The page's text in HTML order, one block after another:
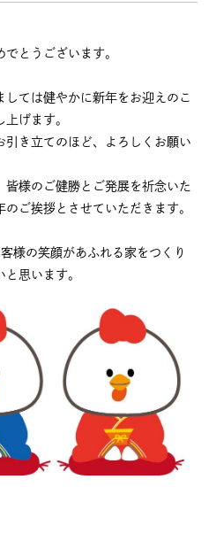
でとうございます。
しては健やかに新年をお迎えのこ
上げます。
引き立てのほど、よろしくお願い
皆様のご健勝とご発展を祈念いた
のご挨拶とさせていただきます。
様の笑顔があふれる家をつくり
思います。